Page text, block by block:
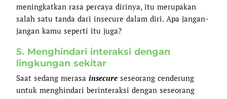
meningkatkan rasa percaya dirinya, itu merupakan
salah satu tanda dari insecure dalam diri. Apa jangan-
jangan kamu seperti itu juga?
5. Menghindari interaksi dengan
lingkungan sekitar
Saat sedang merasainsecure seseorang cenderung
untuk menghindari berinteraksi dengan seseorang